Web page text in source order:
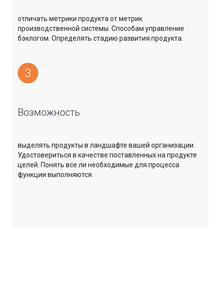
отличать метрики продукта от метрик
производственной системы. Способам управление
бэклогом. Определять стадию развития продукта.
3
Возможность
выделять продукты в ландшафте вашей организации.
Удостовериться в качестве поставленных на продукте
целей. Понять все ли необходимые для процесса
функции выполняются.